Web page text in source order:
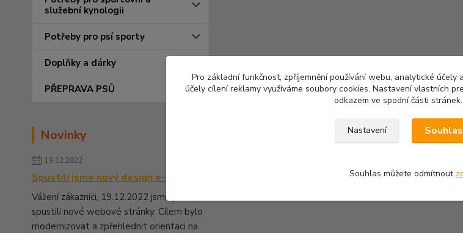
služební kynologii
Potřeby pro psí sporty
Doplňky a dárky
PŘEPRAVA PSŮ
Novinky
19.12.2022
Spustili jsme nový design e-shopu
Vážení zákazníci, 19.12.2022 jsme pro Vás
spustili nové webové stránky. Cílem bylo
modernizovat a zpřehlednit orientaci na
Pro základní funkčnost, zpříjemnění používání webu, analytické účely
účely cílení reklamy využíváme soubory cookies. Nastavení vlastních
odkazem ve spodní části stránek.
Nastavení
Souhlas můžete odmítnout